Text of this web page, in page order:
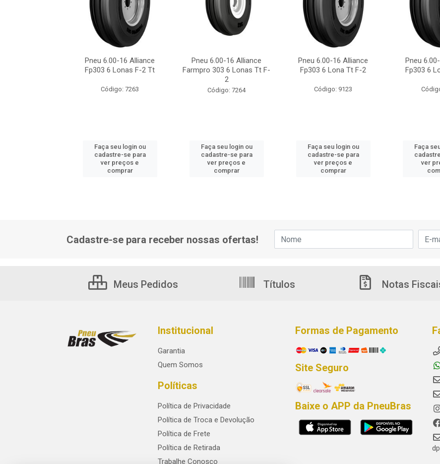
Pneu 6.00-16 Alliance
Fp303 6 Lonas F-2 Tt
Código: 7263
Faça seu login ou
cadastre-se para
ver preços e
comprar
Pneu 6.00-16 Alliance
Farmpro 303 6 Lonas Tt F-
2
Código: 7264
Faça seu login ou
cadastre-se para
ver preços e
comprar
Pneu 6.00-16 Alliance
Fp303 6 Lona Tt F-2
Código: 9123
Faça seu login ou
cadastre-se para
ver preços e
comprar
Pneu
Fp303 6
Faça
ver
Cadastre-se para receber nossas ofertas!
Meus Pedidos Títulos Notas
Institucional
Garantia
Quem Somos
Políticas
Política de Privacidade
Política de Troca e Devolução
Política de Frete
Política de Retirada
Trabalhe Conosco
Formas de Pagamento
Site Seguro
Baixe o APP da PneuBras